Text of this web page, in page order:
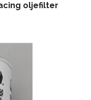
oljefilter